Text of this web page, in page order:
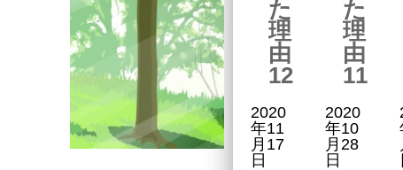
た
理
由
12
2020
年11
月17
日
た
理
由
11
2020
年10
月28
日